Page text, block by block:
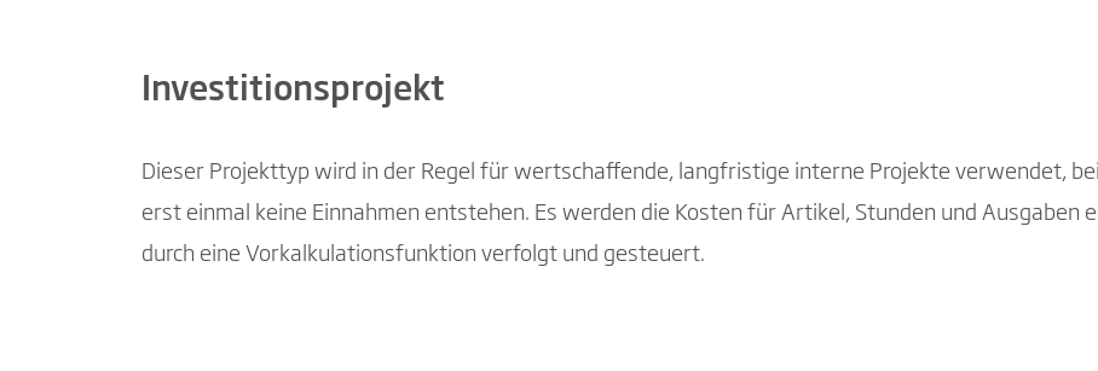
Investitionsprojekt
Dieser Projekttyp wird in der Regel für wertschaffende, langfristige interne Projekte verwendet,
erst einmal keine Einnahmen entstehen. Es werden die Kosten für Artikel, Stunden und Ausgaben
durch eine Vorkalkulationsfunktion verfolgt und gesteuert.